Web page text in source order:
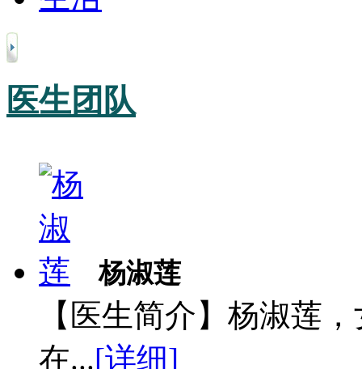
医生团队
杨淑莲
【医生简介】杨淑莲
在...[详细]